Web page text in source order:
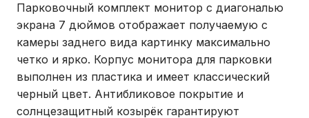
Парковочный комплект монитор с диагональю
экрана 7 дюймов отображает получаемую с
камеры заднего вида картинку максимально
четко и ярко. Корпус монитора для парковки
выполнен из пластика и имеет классический
черный цвет. Антибликовое покрытие и
солнцезащитный козырёк гарантируют